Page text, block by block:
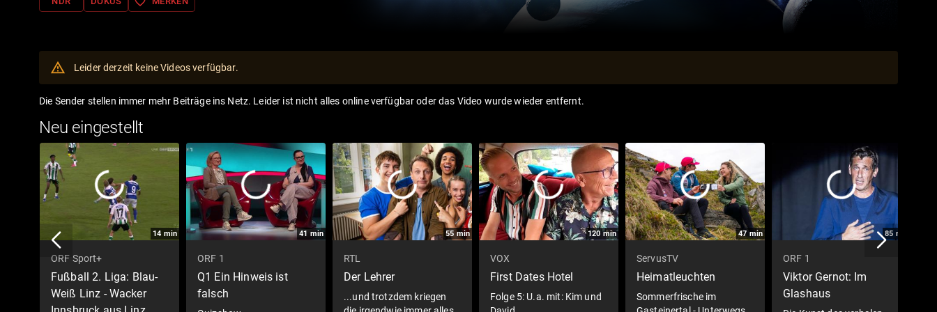
Leider derzeit keine Videos verfügbar.
Die Sender stellen immer mehr Beiträge ins Netz. Leider ist nicht alles online verfügbar oder das Video wurde wieder entfernt.
Neu eingestellt
14 min
ORF Sport+
Fußball 2. Liga: Blau-
Weiß Linz - Wacker
41 min
ORF 1
Q1 Ein Hinweis ist
falsch
55 min
RTL
Der Lehrer
...und trotzdem kriegen
120min
VOX
First Dates Hotel
Folge 5: U.a. mit: Kim und
47 min
ServusTV
Heimatleuchten
Sommerfrische im
85 min
ORF 1
Viktor Gernot: Im
Glashaus